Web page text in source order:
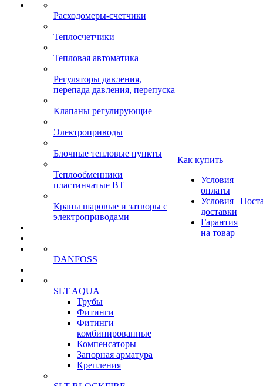
Расходомеры-счетчики
Теплосчетчики
Тепловая автоматика
Регуляторы давления,
перепада давления, перепуска
Клапаны регулирующие
Электроприводы
Блочные тепловые пункты
Теплообменники
пластинчатые ВТ
Краны шаровые и затворы с
электроприводами
DANFOSS
SLT AQUA
Трубы
Фитинги
Фитинги
комбинированные
Компенсаторы
Запорная арматура
Крепления
Как купить
Условия
оплаты
Условия
доставки
Гарантия
на товар